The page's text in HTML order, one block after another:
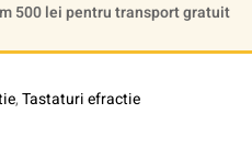
500 lei pentru transport gratuit
,Tastaturi efractie